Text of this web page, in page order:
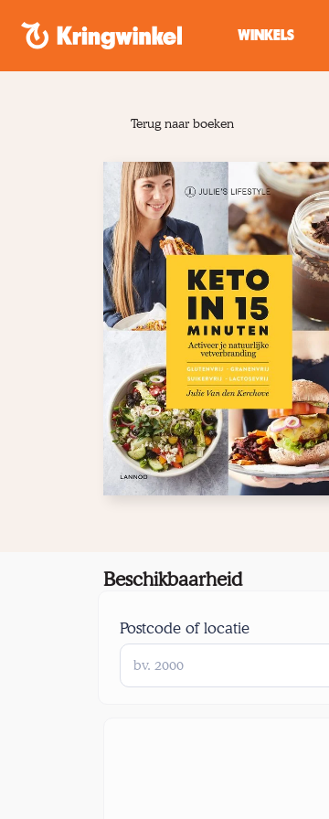
WINKELS
Terug naar boeken
Beschikbaarheid
Postcode of locatie